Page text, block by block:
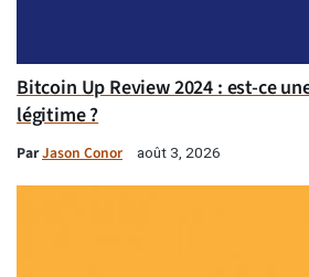
Bitcoin Up Review 2024 : est-ce
légitime ?
ParJason Conor août 3, 2026